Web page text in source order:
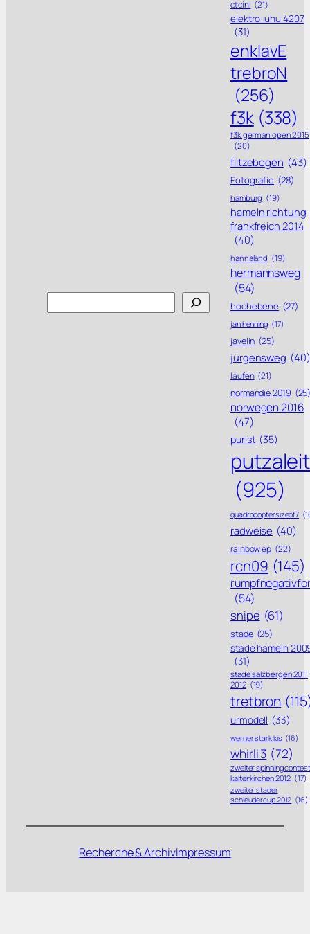
ctcini (21)
elektro-uhu 4207
(31)
enklavE
trebroN
(256)
f3k (338)
f3k german open 2015
(20)
flitzebogen (43)
Fotografie (28)
hamburg (19)
hameln richtung
frankfreich 2014
(40)
hannaland (19)
hermannsweg
(54)
hochebene (27)
jan henning (17)
javelin (25)
jürgensweg (40)
laufen (21)
normandie 2019
norwegen 2016
(47)
purist (35)
putzaleit
(925)
quadrocoptersizeof7
radweise (40)
rainbow ep (22)
rcn09 (145)
(54)
snipe (61)
stade (25)
stade hameln
(31)
stade salzbergen 2011
2012 (19)
tretbron
urmodell (33)
werner stark kis (16)
whirli 3 (72)
zweiter spinning contest
kaltenkirchen 2012 (17)
zweiter stader
schleudercup 2012 (16)
Recherche & ArchivImpressum